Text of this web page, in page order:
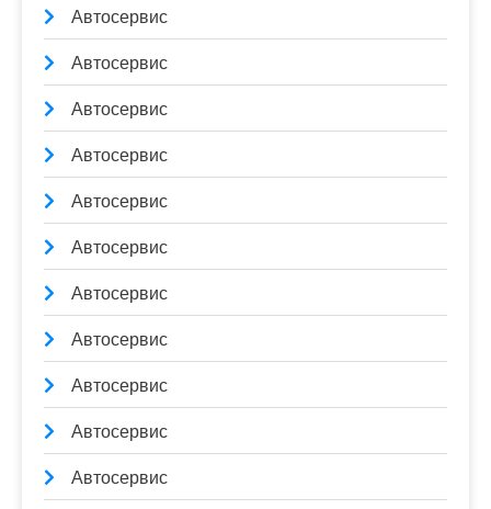
Автосервис
Автосервис
Автосервис
Автосервис
Автосервис
Автосервис
Автосервис
Автосервис
Автосервис
Автосервис
Автосервис